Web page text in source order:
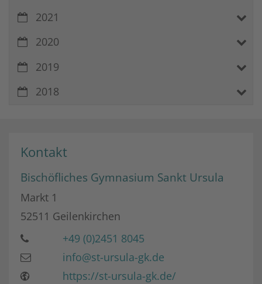
2021
2020
2019
2018
Kontakt
Bischöfliches Gymnasium Sankt Ursula
Markt 1
52511 Geilenkirchen
+49 (0)2451 8045
info@st-ursula-gk.de
https://st-ursula-gk.de/